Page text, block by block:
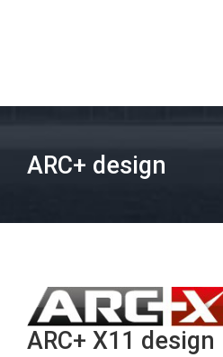
ARC+ design
ARC+ X11 design